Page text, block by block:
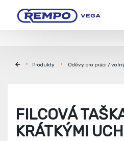
Produkty Oděvy pro práci /
FILCOVÁ
KRÁTKÝMI